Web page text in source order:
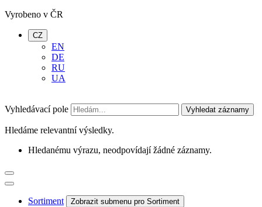
Vyrobeno v ČR
CZ
EN
DE
RU
UA
Vyhledávací pole Vyhledat záznamy
Hledáme relevantní výsledky.
Hledanému výrazu, neodpovídají žádné záznamy.
Sortiment Zobrazit submenu pro Sortiment